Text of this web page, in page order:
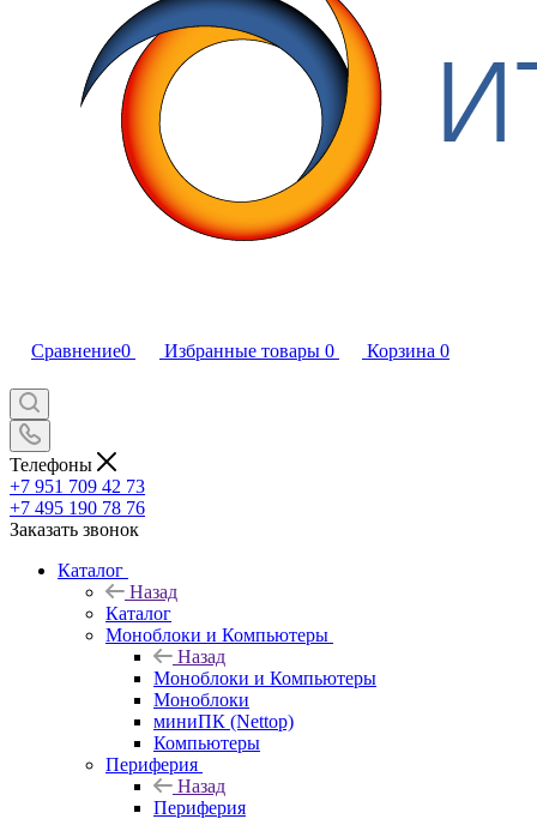
Сравнение0 Избранные товары 0 Корзина 0
Телефоны
+7 951 709 42 73
+7 495 190 78 76
Заказать звонок
Каталог
Назад
Каталог
Моноблоки и Компьютеры
Назад
Моноблоки и Компьютеры
Моноблоки
миниПК (Nettop)
Компьютеры
Периферия
Назад
Периферия